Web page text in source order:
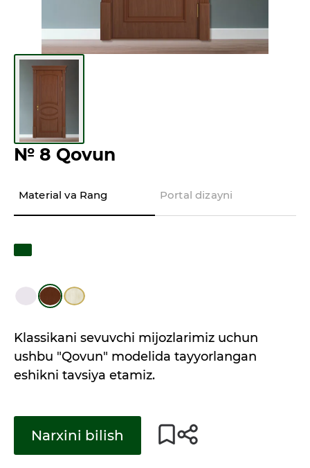
№ 8 Qovun
Material va Rang Portal dizayni
Klassikani sevuvchi mijozlarimiz uchun
ushbu "Qovun" modelida tayyorlangan
eshikni tavsiya etamiz.
Narxini bilish